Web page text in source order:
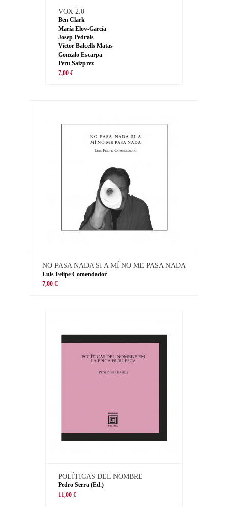
VOX 2.0
Ben Clark
María Eloy-García
Josep Pedrals
Víctor Balcells Matas
Gonzalo Escarpa
Peru Saizprez
7,00 €
NO PASA NADA SI A MÍ NO ME PASA NADA
Luis Felipe Comendador
7,00 €
POLÍTICAS DEL NOMBRE
Pedro Serra (Ed.)
11,00 €